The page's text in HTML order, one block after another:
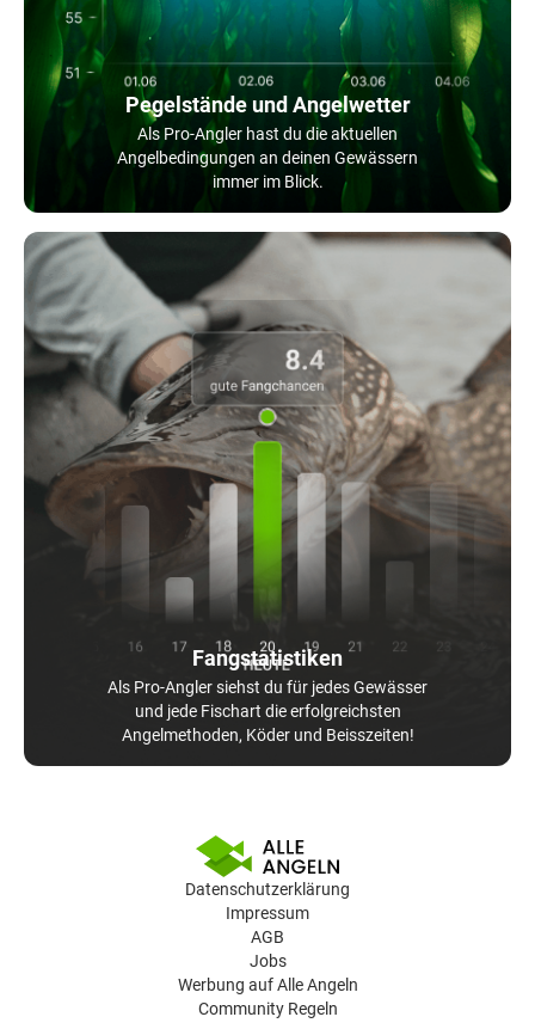
Pegelstände und Angelwetter
Als Pro-Angler hast du die aktuellen
Angelbedingungen an deinen Gewässern
immer im Blick.
Fangstatistiken
Als Pro-Angler siehst du für jedes Gewässer
und jede Fischart die erfolgreichsten
Angelmethoden, Köder und Beisszeiten!
Datenschutzerklärung
Impressum
AGB
Jobs
Werbung auf Alle Angeln
Community Regeln